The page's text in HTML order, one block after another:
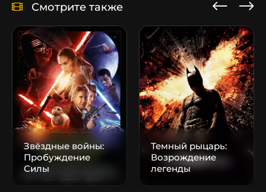
Смотрите также
Звёздные войны:
Пробуждение
Силы
Темный рыцарь:
Возрождение
легенды